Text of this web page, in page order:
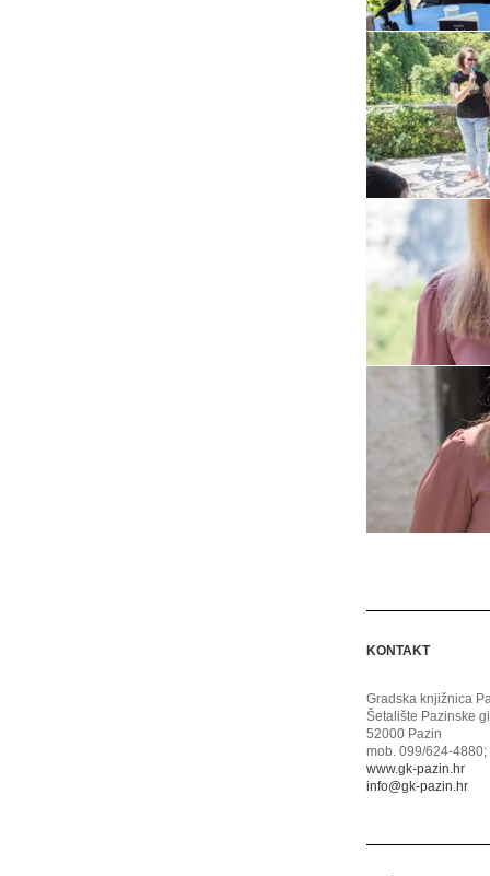
KONTAKT
Gradska knjižnica
Šetalište Pazinske
52000 Pazin
mob. 099/624-
www.gk-pazin.hr
info@gk-pazin.hr